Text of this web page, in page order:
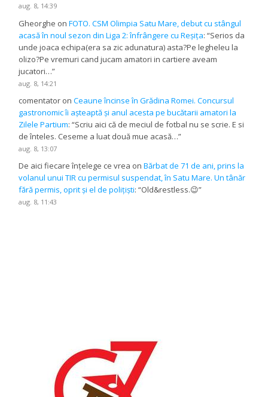
aug. 8, 14:39
Gheorghe onFOTO. CSM Olimpia Satu Mare, debut cu stângul
acasă în noul sezon din Liga 2: înfrângere cu Reșița: “Serios da
unde joaca echipa(era sa zic adunatura) asta?Pe legheleu la
olizo?Pe vremuri cand jucam amatori in cartiere aveam
jucatori…”
aug. 8, 14:21
comentator onCeaune încinse în Grădina Romei. Concursul
gastronomic îi așteaptă și anul acesta pe bucătarii amatori la
Zilele Partium: “Scriu aici că de meciul de fotbal nu se scrie. E si
de înteles. Ceseme a luat două mue acasă…”
aug. 8, 13:07
De aici fiecare înțelege ce vrea onBărbat de 71 de ani, prins la
volanul unui TIR cu permisul suspendat, în Satu Mare. Un tânăr
fără permis, oprit și el de polițiști: “Old&restless.😉”
aug. 8, 11:43